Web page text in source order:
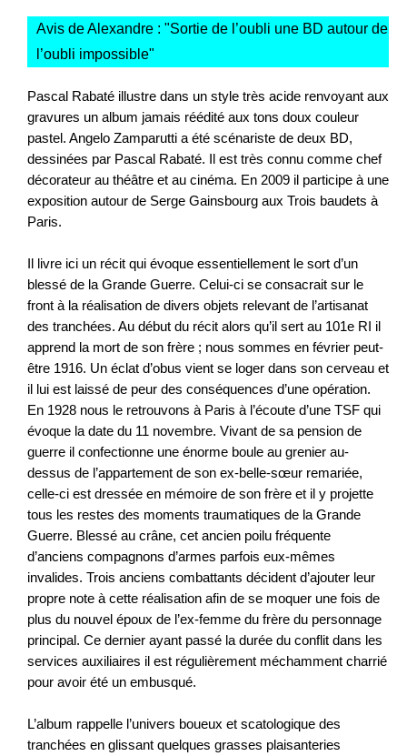
Avis de Alexandre : "Sortie de l’oubli une BD autour de
l’oubli impossible"
Pascal Rabaté illustre dans un style très acide renvoyant aux
gravures un album jamais réédité aux tons doux couleur
pastel. Angelo Zamparutti a été scénariste de deux BD,
dessinées par Pascal Rabaté. Il est très connu comme chef
décorateur au théâtre et au cinéma. En 2009 il participe à une
exposition autour de Serge Gainsbourg aux Trois baudets à
Paris.
Il livre ici un récit qui évoque essentiellement le sort d’un
blessé de la Grande Guerre. Celui-ci se consacrait sur le
front à la réalisation de divers objets relevant de l’artisanat
des tranchées. Au début du récit alors qu’il sert au 101e RI il
apprend la mort de son frère ; nous sommes en février peut-
être 1916. Un éclat d’obus vient se loger dans son cerveau et
il lui est laissé de peur des conséquences d’une opération.
En 1928 nous le retrouvons à Paris à l’écoute d’une TSF qui
évoque la date du 11 novembre. Vivant de sa pension de
guerre il confectionne une énorme boule au grenier au-
dessus de l’appartement de son ex-belle-sœur remariée,
celle-ci est dressée en mémoire de son frère et il y projette
tous les restes des moments traumatiques de la Grande
Guerre. Blessé au crâne, cet ancien poilu fréquente
d’anciens compagnons d’armes parfois eux-mêmes
invalides. Trois anciens combattants décident d’ajouter leur
propre note à cette réalisation afin de se moquer une fois de
plus du nouvel époux de l’ex-femme du frère du personnage
principal. Ce dernier ayant passé la durée du conflit dans les
services auxiliaires il est régulièrement méchamment charrié
pour avoir été un embusqué.
L’album rappelle l’univers boueux et scatologique des
tranchées en glissant quelques grasses plaisanteries